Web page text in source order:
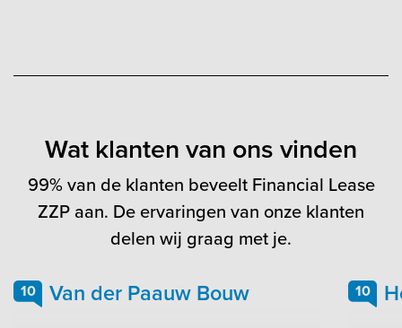
Wat klanten van ons vinden
99% van de klanten beveelt Financial Lease
ZZP aan. De ervaringen van onze klanten
delen wij graag met je.
10 Van der Paauw Bouw 10